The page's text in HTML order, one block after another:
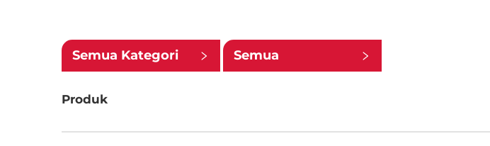
Semua Kategori Semua
Produk